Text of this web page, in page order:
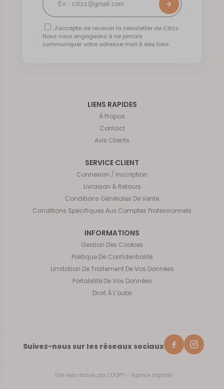
LIENS RAPIDES
À Propos
Contact
Avis Clients
SERVICE CLIENT
Connexion / Inscription
Livraison & Retours
Conditions Générales De Vente
Conditions Spécifiques Aux Comptes Professionnels
INFORMATIONS
Gestion Des Cookies
Politique De Confidentialité
Limitation De Traitement De Vos Données
Portabilité De Vos Données
Droit À L’oubli
Suivez-nous sur les réseaux sociaux
Site web réalisé par COQPIT - Agence digitale
J’accepte de recevoir la newsletter de Citizz.
Nous nous engageons à ne jamais
communiquer votre adresse mail à des tiers.